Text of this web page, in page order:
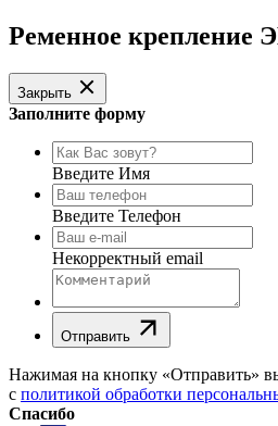
Ременное крепление
Закрыть
Заполните форму
Введите Имя
Введите Телефон
Некорректный email
Отправить
Нажимая на кнопку «Отправить»
с политикой обработки
Спасибо